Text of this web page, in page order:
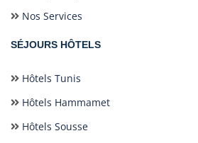
Nos Services
SÉJOURS HÔTELS
Hôtels Tunis
Hôtels Hammamet
Hôtels Sousse